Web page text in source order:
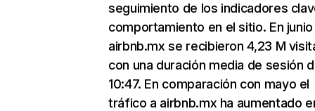
seguimiento de los indicadores
comportamiento en el sitio. En junio
airbnb.mx se recibieron 4,23 M
con una duración media de sesión
10:47. En comparación con mayo el
tráfico a airbnb.mx ha aumentado